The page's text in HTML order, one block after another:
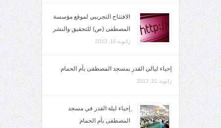
الافتتاح التجريبي لموقع مؤسسة
المصطفى (ص) للتحقيق والنشر
ژانویه 16, 2013
إحياء ليالي القدر بمسجد المصطفى بأم الحمام
ژانویه 21, 2013
ِإحياء ليلة القدر في مسجد
المصطفى بأم الحمام